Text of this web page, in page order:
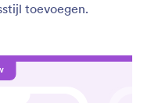
toevoegen.